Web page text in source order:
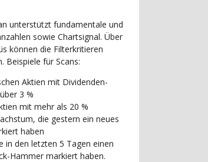
unterstützt fundamentale und
sowie Chartsignal. Über
können die Filterkritieren
Beispiele für Scans:
Aktien mit Dividenden-
3 %
mit mehr als 20 %
die gestern ein neues
haben
in den letzten 5 Tagen einen
Hammer markiert haben.